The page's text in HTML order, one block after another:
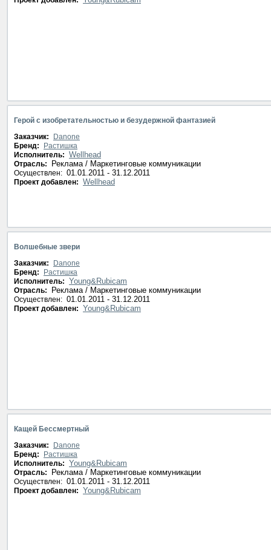
Герой с изобретательностью и безудержной фантазией
Заказчик:
Danone
Бренд:
Растишка
Исполнитель: Wellhead
Отрасль: Реклама / Маркетинговые коммуникации
Осуществлен: 01.01.2011 - 31.12.2011
Проект добавлен: Wellhead
Волшебные звери
Заказчик:
Danone
Бренд:
Растишка
Исполнитель: Young&Rubicam
Отрасль: Реклама / Маркетинговые коммуникации
Осуществлен: 01.01.2011 - 31.12.2011
Проект добавлен: Young&Rubicam
Кащей Бессмертный
Заказчик:
Danone
Бренд:
Растишка
Исполнитель: Young&Rubicam
Отрасль: Реклама / Маркетинговые коммуникации
Осуществлен: 01.01.2011 - 31.12.2011
Проект добавлен: Young&Rubicam